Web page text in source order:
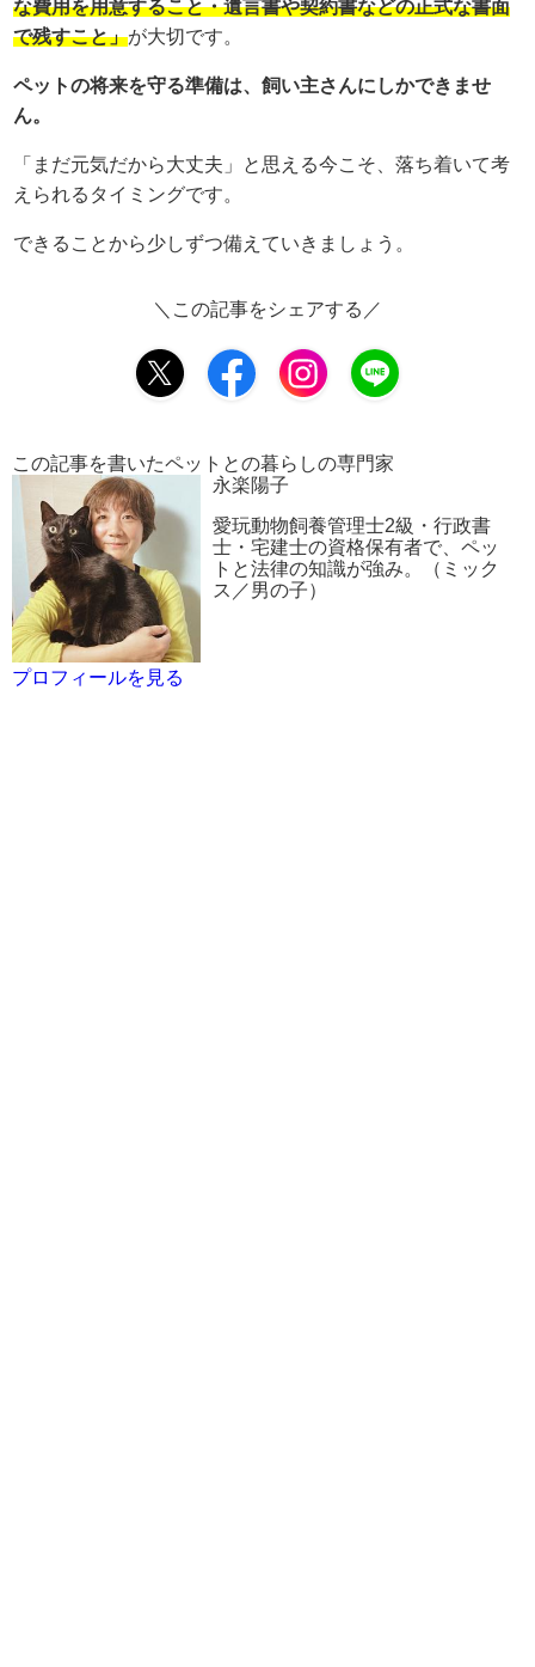
な費用を用意すること・遺言書や契約書などの正式な書面
で残すこと」が大切です。
ペットの将来を守る準備は、飼い主さんにしかできませ
ん。
「まだ元気だから大丈夫」と思える今こそ、落ち着いて考
えられるタイミングです。
できることから少しずつ備えていきましょう。
＼この記事をシェアする／
この記事を書いたペットとの暮らしの専門家
永楽陽子
愛玩動物飼養管理士2級・行政書
士・宅建士の資格保有者で、ペッ
トと法律の知識が強み。（ミック
ス／男の子）
プロフィールを見る